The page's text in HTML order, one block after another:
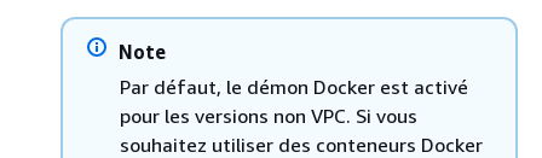
Note
Par défaut, le démon Docker est activé
pour les versions non VPC. Si vous
souhaitez utiliser des conteneurs Docker